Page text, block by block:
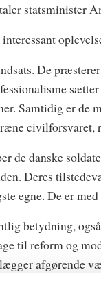
statsminister
De
Samtidig er de
civilforsvaret,
de danske
Deres
egne. De er
betydning,
til reform og
afgørende